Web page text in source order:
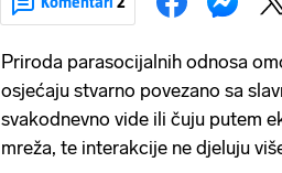
Priroda parasocijalnih odnosa
osjećaju stvarno povezano sa
svakodnevno vide ili čuju putem
mreža, te interakcije ne djeluju